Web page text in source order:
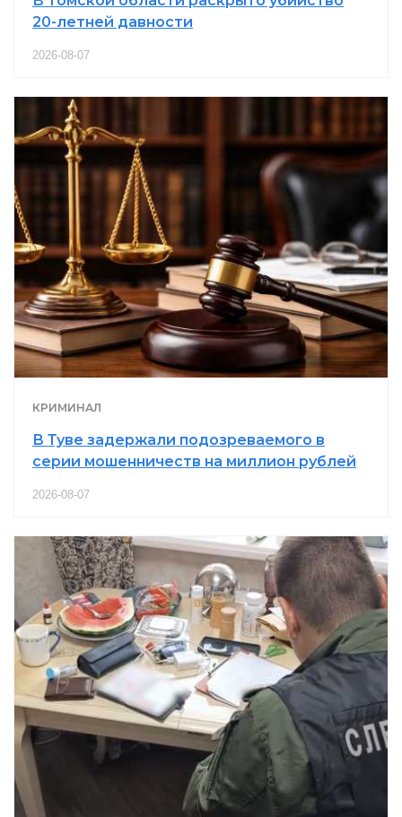
20-летней давности
2026-08-07
КРИМИНАЛ
В Туве задержали подозреваемого в
серии мошенничеств на миллион рублей
2026-08-07